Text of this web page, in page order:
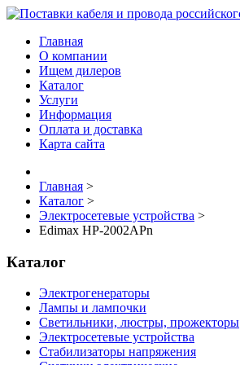
Главная
О компании
Ищем дилеров
Каталог
Услуги
Информация
Оплата и доставка
Карта сайта
Главная >
Каталог >
Электросетевые устройства >
Edimax HP-2002APn
Каталог
Электрогенераторы
Лампы и лампочки
Светильники, люстры, прожекторы
Электросетевые устройства
Стабилизаторы напряжения